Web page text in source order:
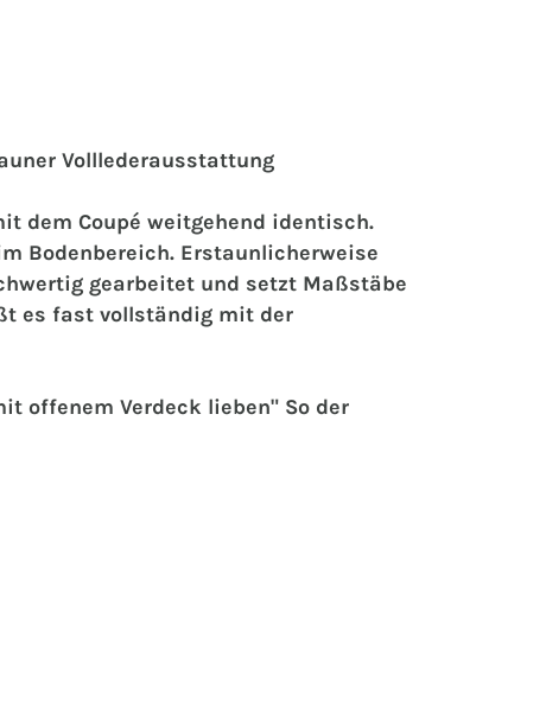
Volllederausstattung
dem Coupé weitgehend identisch.
Bodenbereich. Erstaunlicherweise
gearbeitet und setzt Maßstäbe
es fast vollständig mit der
offenem Verdeck lieben" So der